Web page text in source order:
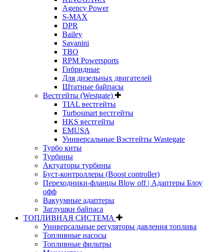
Agency Power
S-MAX
DPR
Bailey
Savanini
TBO
RPM Powersports
Гибридные
Для дизельных двигателей
Штатные байпасы
Вестгейты (Westgate)
TIAL вестгейты
Turbosmart вестгейты
HKS вестгейты
EMUSA
Универсальные Вэстгейты Wastegate
Турбо киты
Турбины
Актуаторы турбины
Буст-контроллеры (Boost controller)
Переходники-фланцы Blow off | Адаптеры Блоу
офф
Вакуумные адаптеры
Заглушки байпаса
ТОПЛИВНАЯ СИСТЕМА
Универсальные регуляторы давления топлива
Топливные насосы
Топливные фильтры